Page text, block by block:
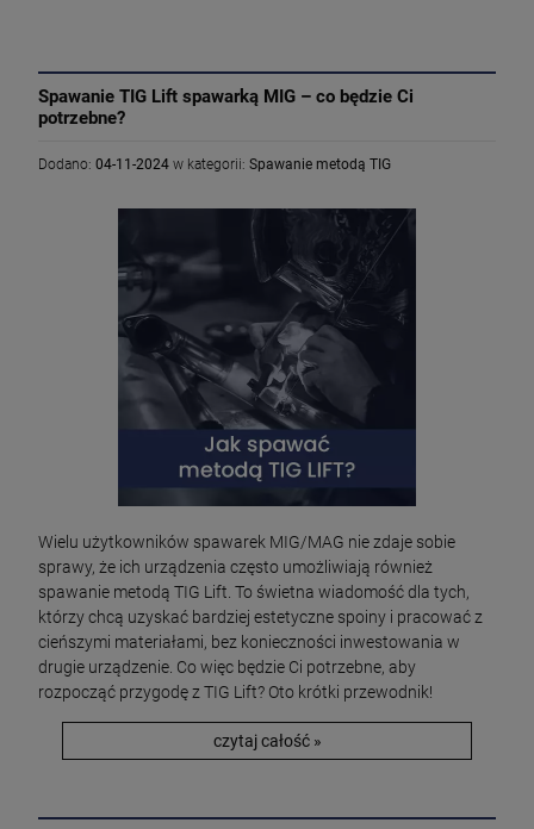
Spawanie TIG Lift spawarką MIG – co będzie Ci
potrzebne?
Dodano: 04-11-2024 w kategorii: Spawanie metodą TIG
Wielu użytkowników spawarek MIG/MAG nie zdaje sobie
sprawy, że ich urządzenia często umożliwiają również
spawanie metodą TIG Lift. To świetna wiadomość dla tych,
którzy chcą uzyskać bardziej estetyczne spoiny i pracować z
cieńszymi materiałami, bez konieczności inwestowania w
drugie urządzenie. Co więc będzie Ci potrzebne, aby
rozpocząć przygodę z TIG Lift? Oto krótki przewodnik!
czytaj całość »